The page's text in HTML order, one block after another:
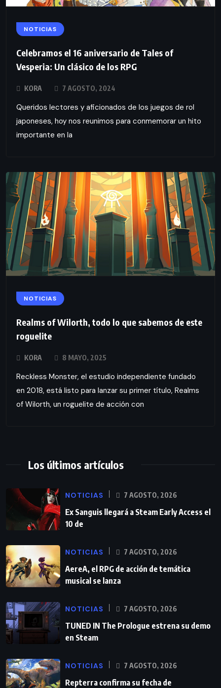
NOTICIAS
Celebramos el 16 aniversario de Tales of
Vesperia: Un clásico de los RPG
KORA 7 AGOSTO, 2024
Queridos lectores y aficionados de los juegos de rol
japoneses, hoy nos reunimos para conmemorar un hito
importante en la
NOTICIAS
Realms of Wilorth, todo lo que sabemos de este
roguelite
KORA 8 MAYO, 2025
Reckless Monster, el estudio independiente fundado
en 2018, está listo para lanzar su primer título, Realms
of Wilorth, un roguelite de acción con
Los últimos artículos
NOTICIAS 7 AGOSTO, 2026
Ex Sanguis llegará a Steam Early Access el
10 de
NOTICIAS 7 AGOSTO, 2026
AereA, el RPG de acción de temática
musical se lanza
NOTICIAS 7 AGOSTO, 2026
TUNED IN The Prologue estrena su demo
en Steam
NOTICIAS 7 AGOSTO, 2026
Repterra confirma su fecha de